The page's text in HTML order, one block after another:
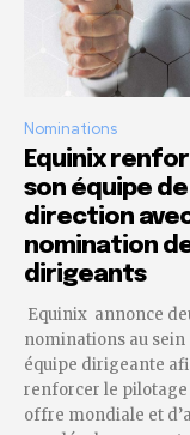
Nominations
Equinix
son équipe de
direction
nomination
dirigeants
Equinix annonce
nominations au sein
équipe dirigeante
renforcer le pilotage
offre mondiale et